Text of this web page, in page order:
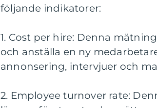
följande indikatorer:
1. Cost per hire: Denna
och anställa en ny
annonsering, intervjuer och
2. Employee turnover rate: